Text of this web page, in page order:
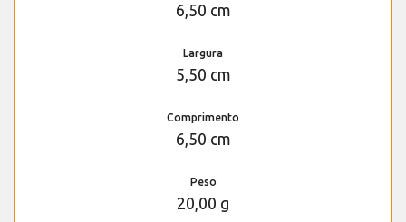
6,50 cm
Largura
5,50 cm
Comprimento
6,50 cm
Peso
20,00 g